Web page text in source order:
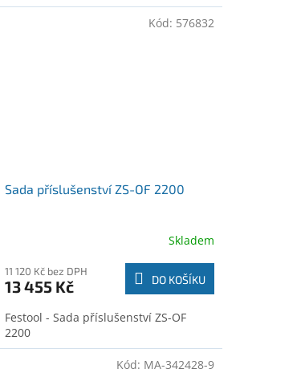
Sada příslušenství ZS-OF 2200
Skladem
11 120 Kč bez DPH
13 455 Kč DO KOŠÍKU
Festool - Sada příslušenství ZS-OF
2200
Kód: 576832
Kód: MA-342428-9